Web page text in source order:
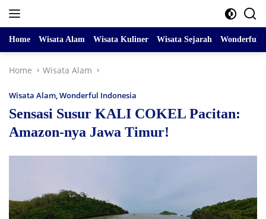
Home Wisata Alam Wisata Kuliner Wisata Sejarah Wonderful
Home Wisata Alam
Wisata Alam,Wonderful Indonesia
Sensasi Susur KALI COKEL Pacitan:
Amazon-nya Jawa Timur!